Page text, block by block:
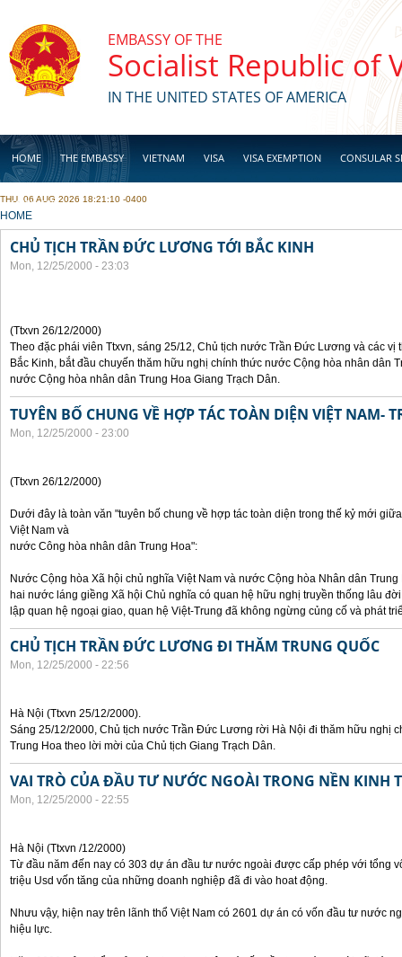
EMBASSY OF THE
Socialist Republic of
IN THE UNITED STATES OF AMERICA
HOME THE EMBASSY VIETNAM VISA VISA EXEMPTION CONSULAR
BUSINESS
THU, 06 AUG 2026 18:21:10 -0400
YOU ARE HERE
HOME
CHỦ TỊCH TRẦN ĐỨC LƯƠNG TỚI BẮC KINH
Mon, 12/25/2000 - 23:03
(Ttxvn 26/12/2000)
Theo đặc phái viên Ttxvn, sáng 25/12, Chủ tịch nước Trần Đức Lương và các
Bắc Kinh, bắt đầu chuyến thăm hữu nghị chính thức nước Cộng hòa nhân dân
nước Cộng hòa nhân dân Trung Hoa Giang Trạch Dân.
TUYÊN BỐ CHUNG VỀ HỢP TÁC TOÀN DIỆN VIỆT NAM-
Mon, 12/25/2000 - 23:00
(Ttxvn 26/12/2000)
Dưới đây là toàn văn "tuyên bố chung về hợp tác toàn diện trong thế kỷ mới
Việt Nam và
nước Công hòa nhân dân Trung Hoa":
Nước Cộng hòa Xã hội chủ nghĩa Việt Nam và nước Cộng hòa Nhân dân
hai nước láng giềng Xã hội Chủ nghĩa có quan hệ hữu nghị truyền thống lâu
lập quan hệ ngoại giao, quan hệ Việt-Trung đã không ngừng củng cố và phát
CHỦ TỊCH TRẦN ĐỨC LƯƠNG ĐI THĂM TRUNG QUỐC
Mon, 12/25/2000 - 22:56
Hà Nội (Ttxvn 25/12/2000).
Sáng 25/12/2000, Chủ tịch nước Trần Đức Lương rời Hà Nội đi thăm hữu nghị
Trung Hoa theo lời mời của Chủ tịch Giang Trạch Dân.
VAI TRÒ CỦA ĐẦU TƯ NƯỚC NGOÀI TRONG NỀN KINH
Mon, 12/25/2000 - 22:55
Hà Nội (Ttxvn /12/2000)
Từ đầu năm đến nay có 303 dự án đầu tư nước ngoài được cấp phép với tổng
triệu Usd vốn tăng của những doanh nghiệp đã đi vào hoat động.
Nhưu vậy, hiện nay trên lãnh thổ Việt Nam có 2601 dự án có vốn đầu tư nước
hiệu lực.